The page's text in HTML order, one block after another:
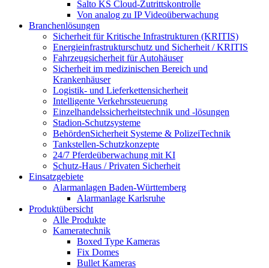
Salto KS Cloud-Zutrittskontrolle
Von analog zu IP Videoüberwachung
Branchenlösungen
Sicherheit für Kritische Infrastrukturen (KRITIS)
Energieinfrastrukturschutz und Sicherheit / KRITIS
Fahrzeugsicherheit für Autohäuser
Sicherheit im medizinischen Bereich und
Krankenhäuser
Logistik- und Lieferkettensicherheit
Intelligente Verkehrssteuerung
Einzelhandelssicherheitstechnik und -lösungen
Stadion-Schutzsysteme
BehördenSicherheit Systeme & PolizeiTechnik
Tankstellen-Schutzkonzepte​
24/7 Pferdeüberwachung mit KI
Schutz-Haus / Privaten Sicherheit
Einsatzgebiete
Alarmanlagen Baden-Württemberg
Alarmanlage Karlsruhe
Produktübersicht
Alle Produkte
Kameratechnik
Boxed Type Kameras
Fix Domes
Bullet Kameras